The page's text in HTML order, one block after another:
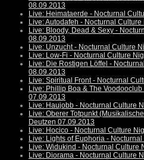
08.09.2013
Live: Heimataerde - Nocturnal
Live: Autodafeh - Nocturnal
Live: Bloody, Dead & Sexy -
08.09.2013
Live: Unzucht - Nocturnal Culture
Live: Low-Fi - Nocturnal Culture
Live: Die Rostigen Löffel -
08.09.2013
Live: Spiritual Front - Nocturnal
Live: Phillip Boa & The
07.09.2013
Live: Haujobb - Nocturnal Culture
Live: Oberer Totpunkt
Deutzen 07.09.2013
Live: Hocico - Nocturnal Culture
Live: Lights of Euphoria -
Live: Widukind - Nocturnal Culture
Live: Diorama - Nocturnal Culture